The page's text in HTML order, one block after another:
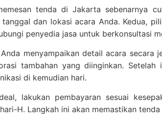
tenda di Jakarta sebenarnya
dan lokasi acara Anda. Kedua,
penyedia jasa untuk berkonsultasi
menyampaikan detail acara secara
tambahan yang diinginkan.
di kemudian hari.
lakukan pembayaran sesuai
H. Langkah ini akan memastikan